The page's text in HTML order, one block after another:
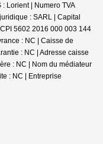
Lorient | Numero TVA
: SARL | Capital
5602 2016 000 003 144
: NC | Caisse de
: NC | Adresse caisse
: NC | Nom du médiateur
: NC | Entreprise